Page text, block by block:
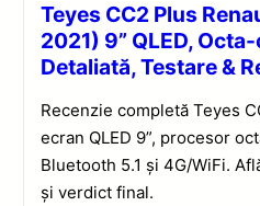
Teyes CC2 Plus
2021) 9” QLED,
Detaliată, Testare &
Recenzie completă Teyes
ecran QLED 9”, procesor
Bluetooth 5.1 și 4G/WiFi.
și verdict final.